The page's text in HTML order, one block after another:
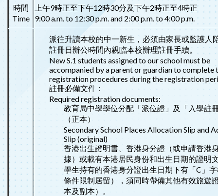
時間
Time
上午9時正至下午12時30分及下午2時正至4時正
9:00 a.m. to 12:30 p.m. and 2:00 p.m. to 4:00 p.m.
派往升讀本校的中一新生，必須由家長或監護人
註冊日辦公時間內親臨本校辦理註冊手續。
New S.1 students assigned to our school must be
accompanied by a parent or guardian to complete
registration procedures during the registration
註冊必備文件：
Required registration documents:
教育局中學學位分配「派位證」及「入學註
（正本）
Secondary School Places Allocation Slip and
Slip (original)
香港出生證明書、香港身分證（或申請香港
據）或載有本港居民身份和出生日期的證明
學生持有的香港身分證出生日期下有「C」
條件限制居留），須同時帶備其他有效旅遊
本及副本）。